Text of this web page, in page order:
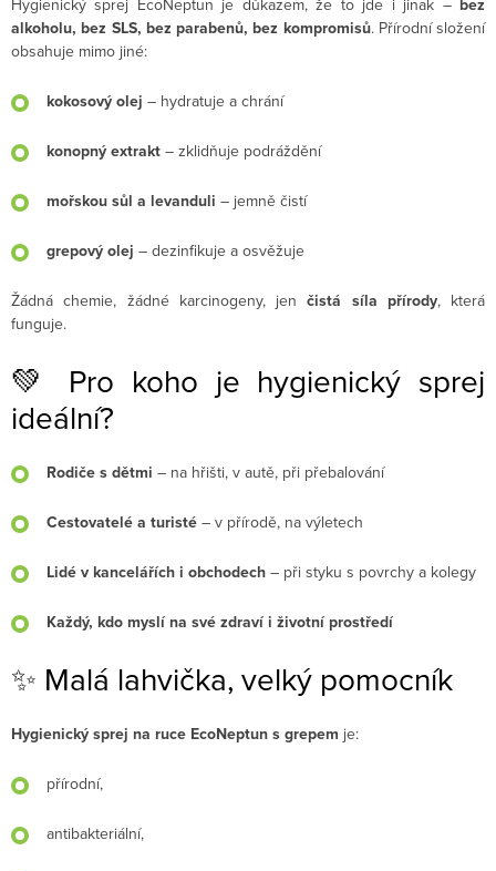
bez
alkoholu, bez SLS, bez parabenů, bez kompromisů. Přírodní složení
obsahuje mimo jiné:
kokosový olej – hydratuje a chrání
konopný extrakt – zklidňuje podráždění
mořskou sůl a levanduli – jemně čistí
grepový olej – dezinfikuje a osvěžuje
Žádná chemie, žádné karcinogeny, jenčistá síla přírody, která
funguje.
💚 Pro koho je hygienický sprej
ideální?
Rodiče s dětmi – na hřišti, v autě, při přebalování
Cestovatelé a turisté – v přírodě, na výletech
Lidé v kancelářích i obchodech – při styku s povrchy a kolegy
Každý, kdo myslí na své zdraví i životní prostředí
✨ Malá lahvička, velký pomocník
Hygienický sprej na ruce EcoNeptun s grepem je:
přírodní,
antibakteriální,